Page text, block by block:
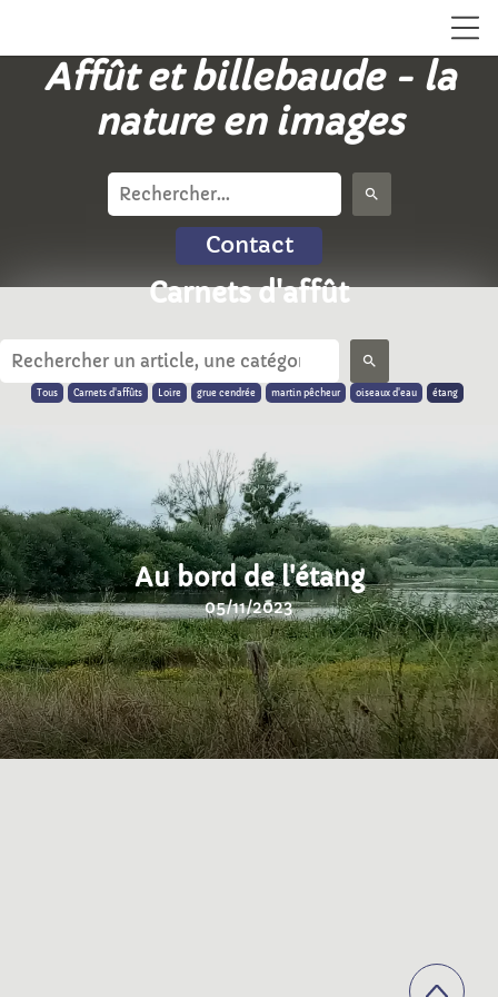
Affût et billebaude - la
nature en images
search
Contact
Carnets d'affût
search
Tous Carnets d'affûts Loire grue cendrée martin pêcheur oiseaux d'eau étang
Au bord de l'étang
05/11/2023